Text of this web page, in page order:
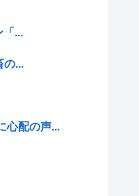
「...
の...
心配の声...